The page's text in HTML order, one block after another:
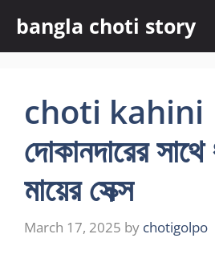
content
bangla choti story
choti kahini
দোকানদারের সাথে
মায়ের সেক্স
March 17, 2025 by chotigolpo